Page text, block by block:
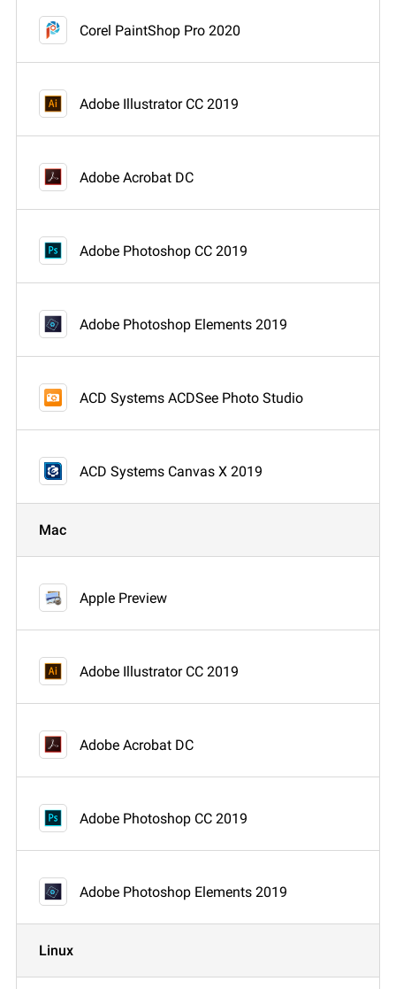
Corel PaintShop Pro 2020
Adobe Illustrator CC 2019
Adobe Acrobat DC
Adobe Photoshop CC 2019
Adobe Photoshop Elements 2019
ACD Systems ACDSee Photo Studio
ACD Systems Canvas X 2019
Mac
Apple Preview
Adobe Illustrator CC 2019
Adobe Acrobat DC
Adobe Photoshop CC 2019
Adobe Photoshop Elements 2019
Linux